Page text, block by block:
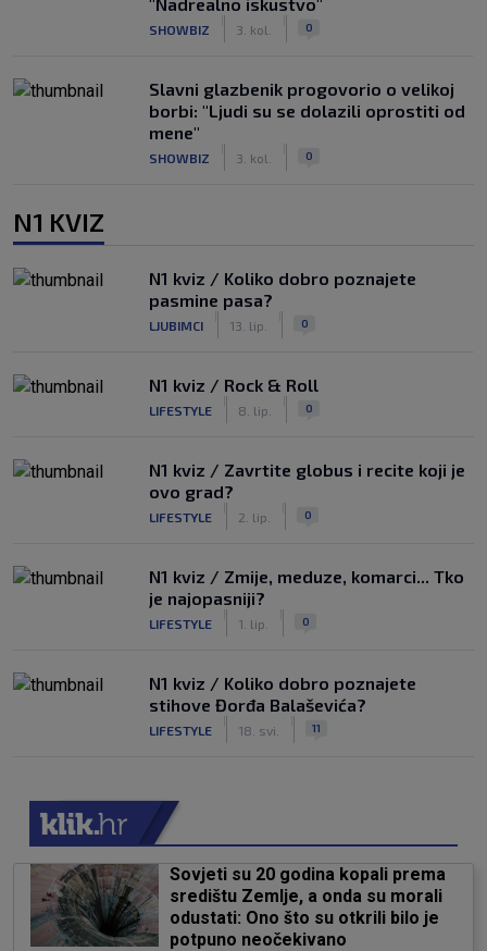
SHOWBIZ 3. kol. 0
Slavni glazbenik progovorio o velikoj
borbi: "Ljudi su se dolazili oprostiti od
mene"
SHOWBIZ 3. kol. 0
N1 KVIZ
N1 kviz / Koliko dobro poznajete
pasmine pasa?
LJUBIMCI 13. lip. 0
N1 kviz / Rock & Roll
LIFESTYLE 8. lip. 0
N1 kviz / Zavrtite globus i recite koji je
ovo grad?
LIFESTYLE 2. lip. 0
N1 kviz / Zmije, meduze, komarci... Tko
je najopasniji?
LIFESTYLE 1. lip. 0
N1 kviz / Koliko dobro poznajete
stihove Đorđa Balaševića?
LIFESTYLE 18. svi. 11
Sovjeti su 20 godina kopali prema
središtu Zemlje, a onda su morali
odustati: Ono što su otkrili bilo je
potpuno neočekivano